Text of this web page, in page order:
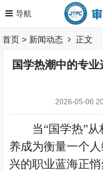
首页 > 新闻动态 正文
国学热潮中的专
2026-05-06
当“国学热”
养成为衡量一个
兴的职业蓝海正